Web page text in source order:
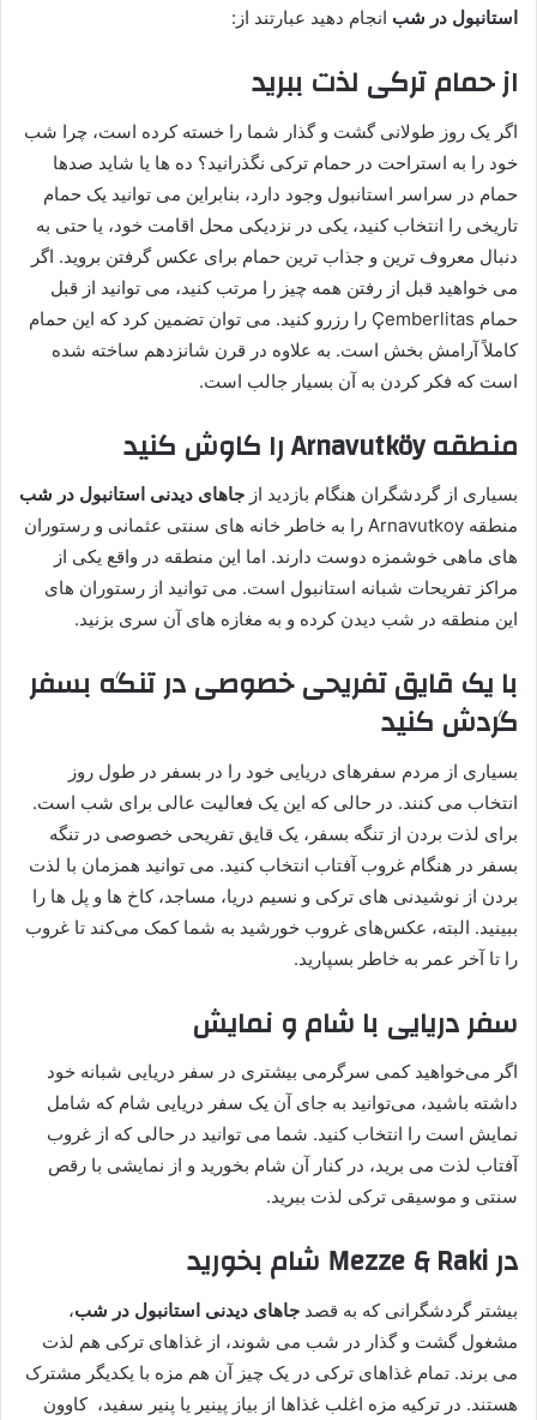
استانبول در شب انجام دهید عبارتند از:
از حمام ترکی لذت ببرید
اگر یک روز طولانی گشت و گذار شما را خسته کرده است، چرا شب
خود را به استراحت در حمام ترکی نگذرانید؟ ده ها یا شاید صدها
حمام در سراسر استانبول وجود دارد، بنابراین می توانید یک حمام
تاریخی را انتخاب کنید، یکی در نزدیکی محل اقامت خود، یا حتی به
دنبال معروف ترین و جذاب ترین حمام برای عکس گرفتن بروید. اگر
می خواهید قبل از رفتن همه چیز را مرتب کنید، می توانید از قبل
حمام Çemberlitas را رزرو کنید. می توان تضمین کرد که این حمام
کاملاً آرامش بخش است. به علاوه در قرن شانزدهم ساخته شده
است که فکر کردن به آن بسیار جالب است.
منطقه Arnavutköy را کاوش کنید
بسیاری از گردشگران هنگام بازدید از جاهای دیدنی استانبول در شب
منطقه Arnavutkoy را به خاطر خانه های سنتی عثمانی و رستوران
های ماهی خوشمزه دوست دارند. اما این منطقه در واقع یکی از
مراکز تفریحات شبانه استانبول است. می توانید از رستوران های
این منطقه در شب دیدن کرده و به مغازه های آن سری بزنید.
با یک قایق تفریحی خصوصی در تنگه بسفر
گردش کنید
بسیاری از مردم سفرهای دریایی خود را در بسفر در طول روز
انتخاب می کنند. در حالی که این یک فعالیت عالی برای شب است.
برای لذت بردن از تنگه بسفر، یک قایق تفریحی خصوصی در تنگه
بسفر در هنگام غروب آفتاب انتخاب کنید. می توانید همزمان با لذت
بردن از نوشیدنی های ترکی و نسیم دریا، مساجد، کاخ ها و پل ها را
ببینید. البته، عکس‌های غروب خورشید به شما کمک می‌کند تا غروب
را تا آخر عمر به خاطر بسپارید.
سفر دریایی با شام و نمایش
اگر می‌خواهید کمی سرگرمی بیشتری در سفر دریایی شبانه خود
داشته باشید، می‌توانید به جای آن یک سفر دریایی شام که شامل
نمایش است را انتخاب کنید. شما می توانید در حالی که از غروب
آفتاب لذت می برید، در کنار آن شام بخورید و از نمایشی با رقص
سنتی و موسیقی ترکی لذت ببرید.
در Mezze & Raki شام بخورید
بیشتر گردشگرانی که به قصد جاهای دیدنی استانبول در شب،
مشغول گشت و گذار در شب می شوند، از غذاهای ترکی هم لذت
می برند. تمام غذاهای ترکی در یک چیز آن هم مزه با یکدیگر مشترک
هستند. در ترکیه مزه اغلب غذاها از بیاز پینیر یا پنیر سفید، کاوون